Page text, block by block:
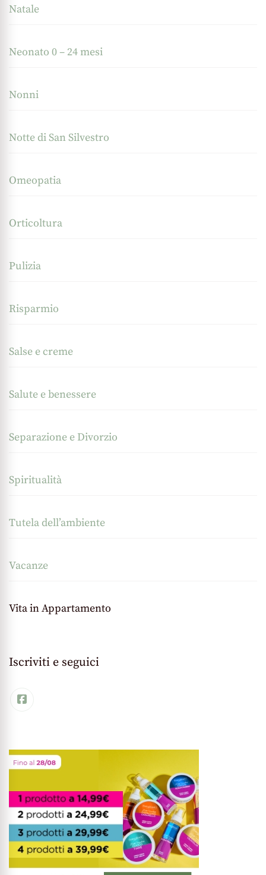
Natale
Neonato 0 – 24 mesi
Nonni
Notte di San Silvestro
Omeopatia
Orticoltura
Pulizia
Risparmio
Salse e creme
Salute e benessere
Separazione e Divorzio
Spiritualità
Tutela dell’ambiente
Vacanze
Vita in Appartamento
Iscriviti e seguici